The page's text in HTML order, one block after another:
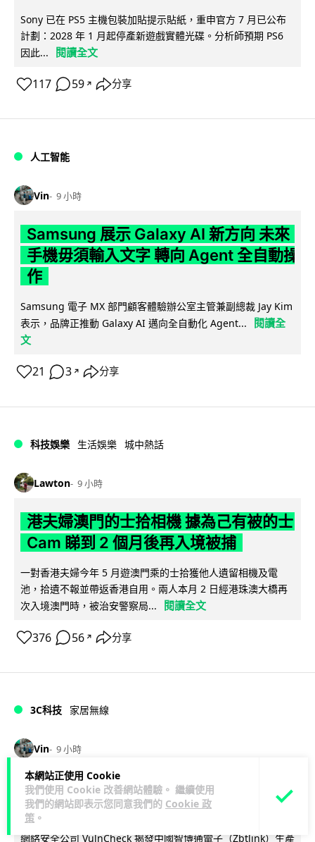
本網站正使用 Cookie
我們使用 Cookie 改善網站體驗。 繼續使用
我們的網站即表示您同意我們的 Cookie 政
策 。
Sony 已在 PS5 主機包裝加貼提示貼紙，重申官方 7 月已公布
計劃：2028 年 1 月起停產新遊戲實體光碟。分析師預期 PS6
因此...
閱讀全文
117 59 ↗ 分享
人工智能
Vin 9 小時
Samsung 展示 Galaxy AI 新方向 未來
手機毋須輸入文字 轉向 Agent 全自動操
作
Samsung 電子 MX 部門顧客體驗辦公室主管兼副總裁 Jay Kim
表示，品牌正推動 Galaxy AI 邁向全自動化 Agent...
閱讀全
文
21 3 ↗ 分享
科技娛樂 生活娛樂 城中熱話
Lawton 9 小時
港夫婦澳門的士拾相機 據為己有被的士
Cam 睇到 2 個月後再入境被捕
一對香港夫婦今年 5 月遊澳門乘的士拾獲他人遺留相機及電
池，拾遺不報並帶返香港自用。兩人本月 2 日經港珠澳大橋再
次入境澳門時，被治安警察局...
閱讀全文
376 56 ↗ 分享
3C科技 家居無線
Vin 9 小時
逾 20 款平價路由器爆後門 每 35 秒自
動連線回中國 全球 10 萬用家私隱堪憂
網絡安全公司 VulnCheck 揭發中國智博通電子（Zbtlink）生產